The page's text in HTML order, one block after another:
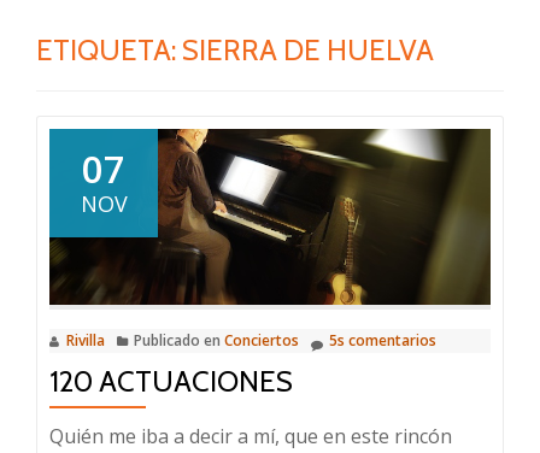
ETIQUETA: SIERRA DE HUELVA
07
NOV
Rivilla Publicado en Conciertos 5s comentarios
120 ACTUACIONES
Quién me iba a decir a mí, que en este rincón